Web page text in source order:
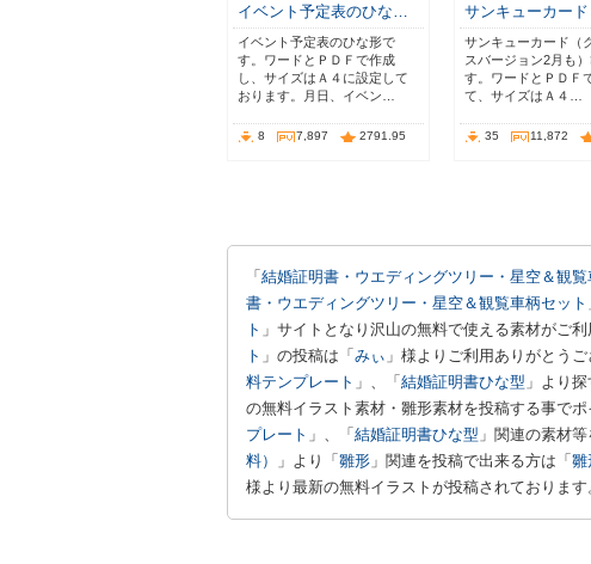
イベント予定表のひな…
イベント予定表のひな形で
す。ワードとＰＤＦで作成
し、サイズはＡ４に設定して
おります。月日、イベン…
8 7,897 2791.95
サンキューカード
サンキューカード（
スバージョン2月も
す。ワードとＰＤＦ
て、サイズはＡ４…
35 11,872
「 結婚証明書・ウエディングツリー・星空＆観覧
書・ウエディングツリー・星空＆観覧車柄セット
ト 」サイトとなり沢山の無料で使える素材がご利
ト 」の投稿は「 みぃ 」様よりご利用ありがとう
料テンプレート 」、「 結婚証明書ひな型 」より探
の無料イラスト素材・雛形素材を投稿する事で
プレート 」、「 結婚証明書ひな型 」関連の素材
料）
」より「 雛形 」関連を投稿で出来る方は「 雛
様より最新の無料イラストが投稿されております